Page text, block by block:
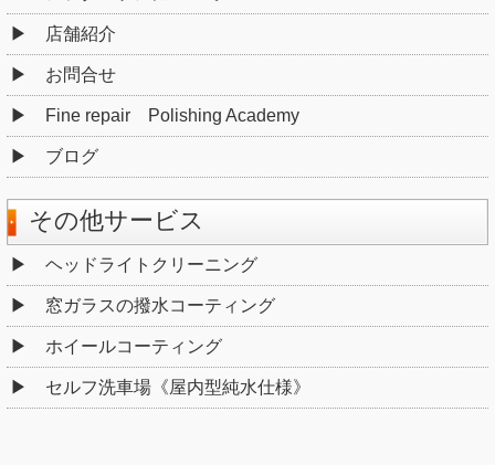
店舗紹介
お問合せ
Fine repair Polishing Academy
ブログ
その他サービス
ヘッドライトクリーニング
窓ガラスの撥水コーティング
ホイールコーティング
セルフ洗車場《屋内型純水仕様》